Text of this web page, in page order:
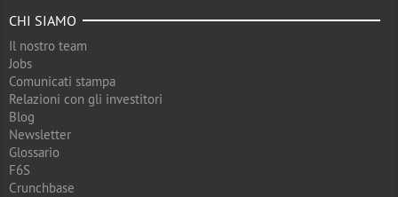
CHI SIAMO
Il nostro team
Jobs
Comunicati stampa
Relazioni con gli investitori
Blog
Newsletter
Glossario
F6S
Crunchbase